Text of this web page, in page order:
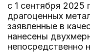
с 1 сентября 2025
драгоценных
заявленные в
нанесены
непосредственно